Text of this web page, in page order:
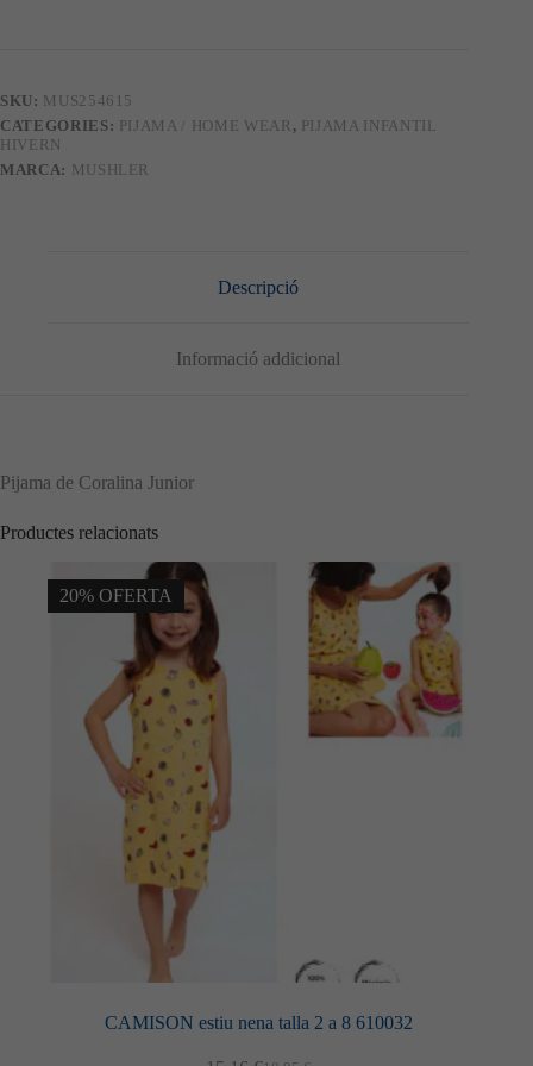
SKU: MUS254615
CATEGORIES: PIJAMA / HOME WEAR , PIJAMA INFANTIL
HIVERN
MARCA: MUSHLER
Descripció
Informació addicional
Pijama de Coralina Junior
Productes relacionats
20% OFERTA
CAMISON estiu nena talla 2 a 8 610032